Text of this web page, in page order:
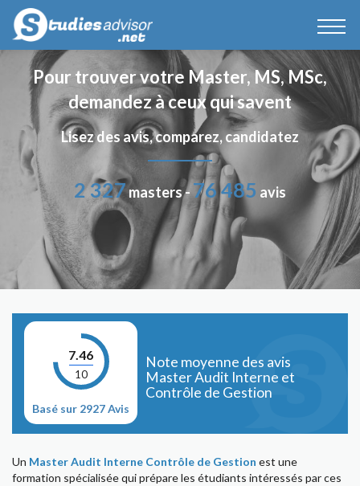
Pour trouver votre Master, MS, MSc,
demandez à ceux qui savent
Lisez des avis, comparez, candidatez
2 327masters -76 485 avis
7.46
10
Basé sur 2927 Avis
Note moyenne des avis
Master Audit Interne et
Contrôle de Gestion
Un Master Audit Interne Contrôle de Gestion est une
formation spécialisée qui prépare les étudiants intéressés par ces